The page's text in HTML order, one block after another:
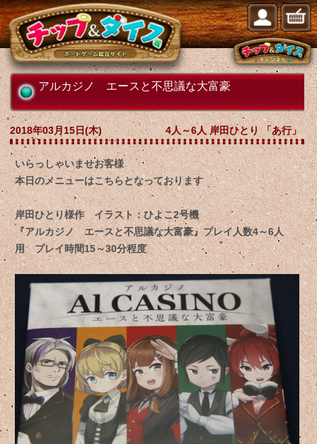
アルカジノ エースと不思議な大富豪
2018年03月15日(木) 4人～6人 岸田ひとり 「あ行」
いらっしゃいませお客様
本日のメニューはこちらとなっております
岸田ひとり様作 イラスト：ひよこ2号機
『アルカジノ エースと不思議な大富豪』プレイ人数4～6人
用 プレイ時間15～30分程度